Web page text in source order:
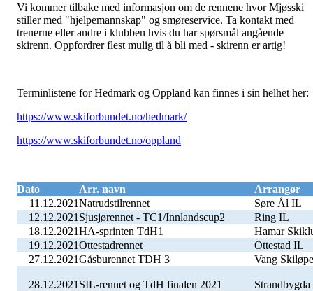
Vi kommer tilbake med informasjon om de rennene hvor Mjøsski
stiller med "hjelpemannskap" og smøreservice. Ta kontakt med
trenerne eller andre i klubben hvis du har spørsmål angående
skirenn. Oppfordrer flest mulig til å bli med - skirenn er artig!
Terminlistene for Hedmark og Oppland kan finnes i sin helhet her:
https://www.skiforbundet.no/hedmark/
https://www.skiforbundet.no/oppland
Dato Arr. navn
Arrangør
11.12.2021Natrudstilrennet
Søre Ål IL
12.12.2021 Sjusjørennet - TC1/Innlandscup2
Ring IL
18.12.2021HA-sprinten TdH1
Hamar
19.12.2021Ottestadrennet
Ottestad IL
27.12.2021Gåsburennet TDH 3 Vang
28.12.2021 SIL-rennet og TdH finalen 2021